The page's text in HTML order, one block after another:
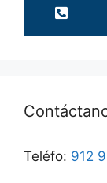
Teléfo: 912